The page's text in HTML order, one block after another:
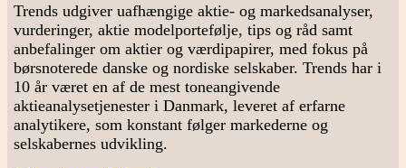
Trends udgiver uafhængige aktie- og markedsanalyser,
vurderinger, aktie modelportefølje, tips og råd samt
anbefalinger om aktier og værdipapirer, med fokus på
børsnoterede danske og nordiske selskaber. Trends har i
10 år været en af de mest toneangivende
aktieanalysetjenester i Danmark, leveret af erfarne
analytikere, som konstant følger markederne og
selskabernes udvikling.